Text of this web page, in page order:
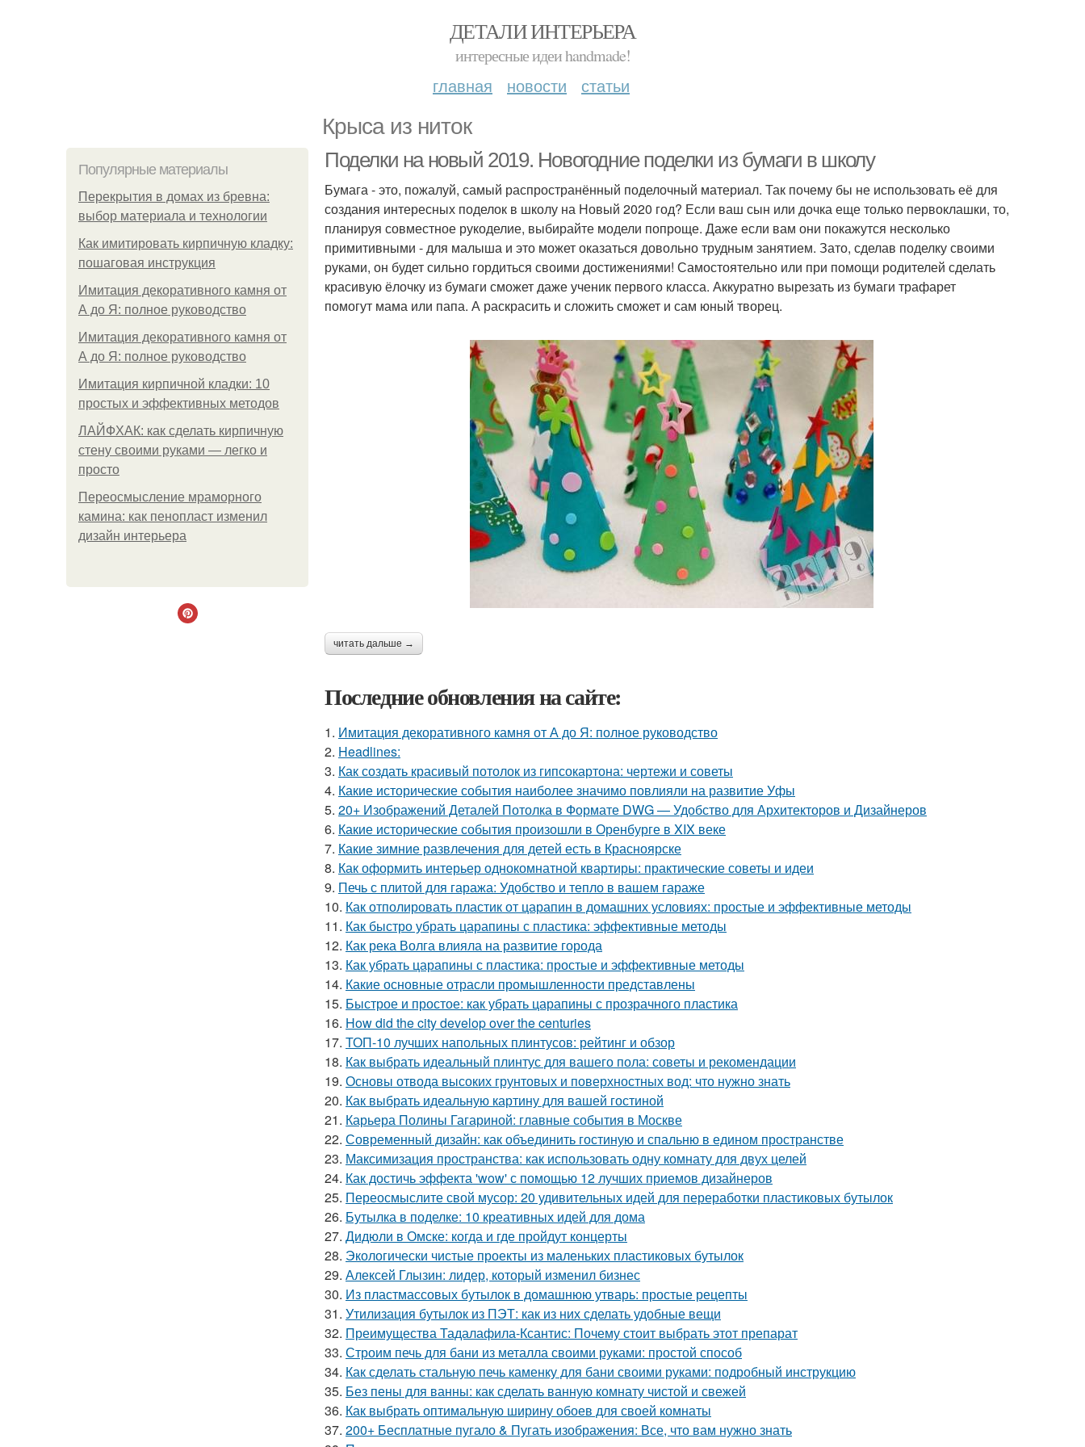
ДЕТАЛИ ИНТЕРЬЕРА
интересные идеи handmade!
главная новости статьи
Крыса из ниток
Популярные материалы
Перекрытия в домах из бревна:
выбор материала и технологии
Как имитировать кирпичную кладку:
пошаговая инструкция
Имитация декоративного камня от
А до Я: полное руководство
Имитация декоративного камня от
А до Я: полное руководство
Имитация кирпичной кладки: 10
простых и эффективных методов
ЛАЙФХАК: как сделать кирпичную
стену своими руками — легко и
просто
Переосмысление мраморного
камина: как пенопласт изменил
дизайн интерьера
Поделки на новый 2019. Новогодние поделки из бумаги в школу
Бумага - это, пожалуй, самый распространённый поделочный материал. Так почему бы не использовать её для
создания интересных поделок в школу на Новый 2020 год? Если ваш сын или дочка еще только первоклашки, то,
планируя совместное рукоделие, выбирайте модели попроще. Даже если вам они покажутся несколько
примитивными - для малыша и это может оказаться довольно трудным занятием. Зато, сделав поделку своими
руками, он будет сильно гордиться своими достижениями! Самостоятельно или при помощи родителей сделать
красивую ёлочку из бумаги сможет даже ученик первого класса. Аккуратно вырезать из бумаги трафарет
помогут мама или папа. А раскрасить и сложить сможет и сам юный творец.
читать дальше →
Последние обновления на сайте:
1. Имитация декоративного камня от А до Я: полное руководство
2. Headlines:
3. Как создать красивый потолок из гипсокартона: чертежи и советы
4. Какие исторические события наиболее значимо повлияли на развитие Уфы
5. 20+ Изображений Деталей Потолка в Формате DWG — Удобство для Архитекторов и Дизайнеров
6. Какие исторические события произошли в Оренбурге в XIX веке
7. Какие зимние развлечения для детей есть в Красноярске
8. Как оформить интерьер однокомнатной квартиры: практические советы и идеи
9. Печь с плитой для гаража: Удобство и тепло в вашем гараже
10. Как отполировать пластик от царапин в домашних условиях: простые и эффективные методы
11. Как быстро убрать царапины с пластика: эффективные методы
12. Как река Волга влияла на развитие города
13. Как убрать царапины с пластика: простые и эффективные методы
14. Какие основные отрасли промышленности представлены
15. Быстрое и простое: как убрать царапины с прозрачного пластика
16. How did the city develop over the centuries
17. ТОП-10 лучших напольных плинтусов: рейтинг и обзор
18. Как выбрать идеальный плинтус для вашего пола: советы и рекомендации
19. Основы отвода высоких грунтовых и поверхностных вод: что нужно знать
20. Как выбрать идеальную картину для вашей гостиной
21. Карьера Полины Гагариной: главные события в Москве
22. Современный дизайн: как объединить гостиную и спальню в едином пространстве
23. Максимизация пространства: как использовать одну комнату для двух целей
24. Как достичь эффекта 'wow' с помощью 12 лучших приемов дизайнеров
25. Переосмыслите свой мусор: 20 удивительных идей для переработки пластиковых бутылок
26. Бутылка в поделке: 10 креативных идей для дома
27. Дидюли в Омске: когда и где пройдут концерты
28. Экологически чистые проекты из маленьких пластиковых бутылок
29. Алексей Глызин: лидер, который изменил бизнес
30. Из пластмассовых бутылок в домашнюю утварь: простые рецепты
31. Утилизация бутылок из ПЭТ: как из них сделать удобные вещи
32. Преимущества Тадалафила-Ксантис: Почему стоит выбрать этот препарат
33. Строим печь для бани из металла своими руками: простой способ
34. Как сделать стальную печь каменку для бани своими руками: подробный инструкцию
35. Без пены для ванны: как сделать ванную комнату чистой и свежей
36. Как выбрать оптимальную ширину обоев для своей комнаты
37. 200+ Бесплатные пугало & Пугать изображения: Все, что вам нужно знать